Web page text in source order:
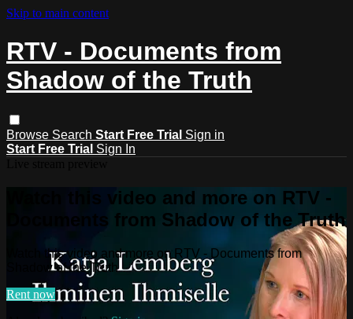
Skip to main content
RTV - Documents from
Shadow of the Truth
Browse Search Start Free Trial Sign in
Start Free Trial Sign In
Watch this video and more on RTV -
Documents from Shadow of the Truth
Watch this video and more on RTV - Documents from
Shadow of the Truth
Rent now